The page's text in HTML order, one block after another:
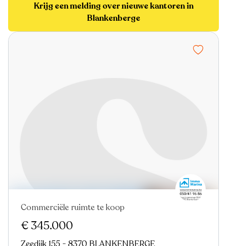
Krijg een melding over nieuwe kantoren in
Blankenberge
Commerciële ruimte te koop
€ 345.000